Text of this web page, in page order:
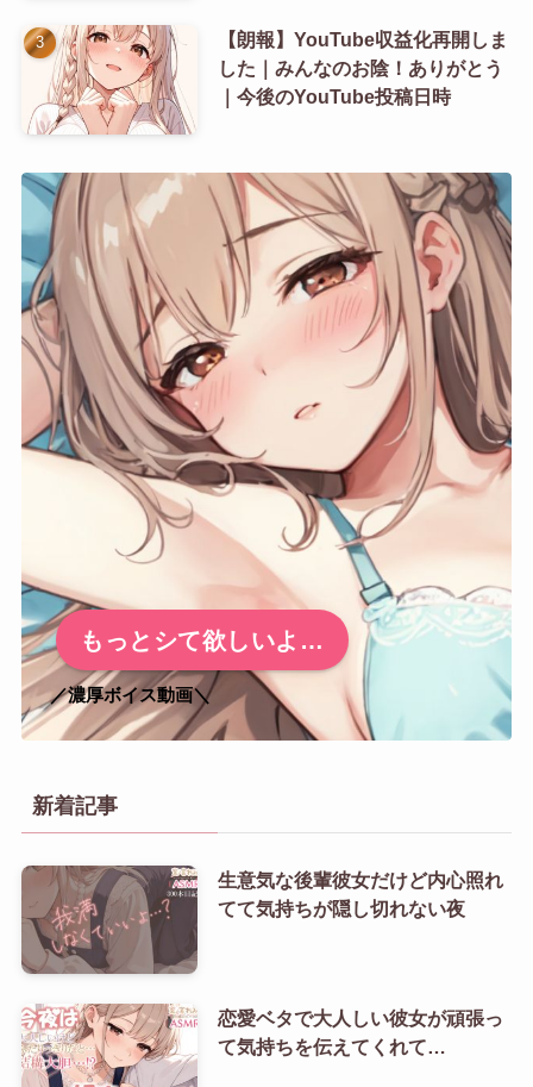
【朗報】YouTube収益化再開しま
した｜みんなのお陰！ありがとう
｜今後のYouTube投稿日時
もっとシて欲しいよ…
／濃厚ボイス動画＼
新着記事
生意気な後輩彼女だけど内心照れ
てて気持ちが隠し切れない夜
恋愛ベタで大人しい彼女が頑張っ
て気持ちを伝えてくれて…